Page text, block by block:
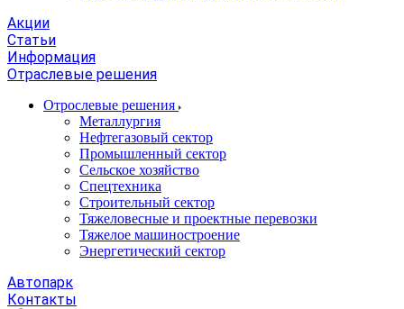
Акции
Статьи
Информация
Отраслевые решения
Отрослевые решения
Металлургия
Нефтегазовый сектор
Промышленный сектор
Сельское хозяйство
Спецтехника
Строительный сектор
Тяжеловесные и проектные перевозки
Тяжелое машиностроение
Энергетический сектор
Автопарк
Контакты